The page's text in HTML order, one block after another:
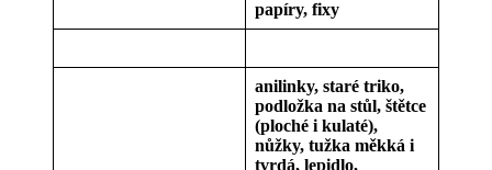
papíry, fixy
anilinky, staré triko,
podložka na stůl, štětce
(ploché i kulaté),
nůžky, tužka měkká i
tvrdá, lepidlo,